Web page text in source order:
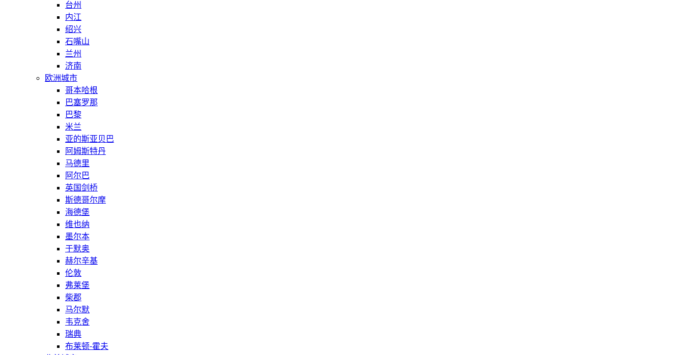
台州
内江
绍兴
石嘴山
兰州
济南
欧洲城市
哥本哈根
巴塞罗那
巴黎
米兰
亚的斯亚贝巴
阿姆斯特丹
马德里
阿尔巴
英国剑桥
斯德哥尔摩
海德堡
维也纳
墨尔本
于默奥
赫尔辛基
伦敦
弗莱堡
柴郡
马尔默
韦克舍
瑞典
布莱顿-霍夫